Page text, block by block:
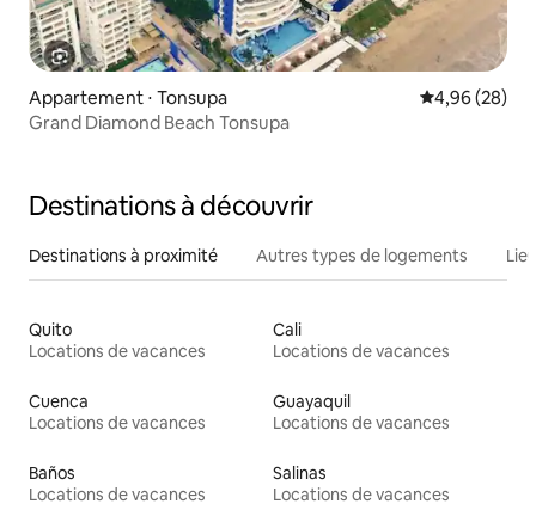
Appartement ⋅ Tonsupa Évaluation
4,96 (28)
Grand Diamond Beach Tonsupa
Destinations à découvrir
Destinations à proximité Autres types de logements
Quito
Locations de vacances
Cali
Locations de vacances
Cuenca
Locations de vacances
Guayaquil
Locations de vacances
Baños
Locations de vacances
Salinas
Locations de vacances